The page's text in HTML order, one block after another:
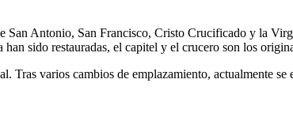
Antonio, San Francisco, Cristo Crucificado y la
sido restauradas, el capitel y el crucero son los
varios cambios de emplazamiento, actualmente se